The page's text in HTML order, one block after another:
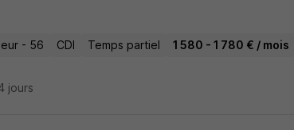
- 56 CDI Temps partiel 1 580 - 1 780 € / mois
jours